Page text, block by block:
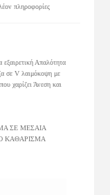
πληροφορίες
Απαλότητα
σε V λαιμόκοψη με
χαρίζει Άνεση και
ΣΕ ΜΕΣΑΙΑ
ΚΑΘΑΡΙΣΜΑ